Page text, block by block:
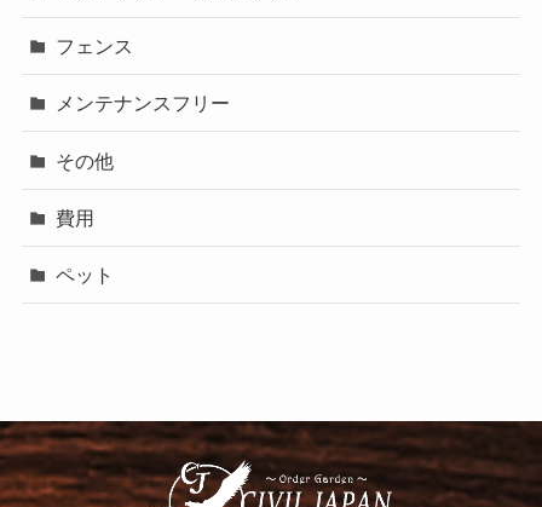
フェンス
メンテナンスフリー
その他
費用
ペット